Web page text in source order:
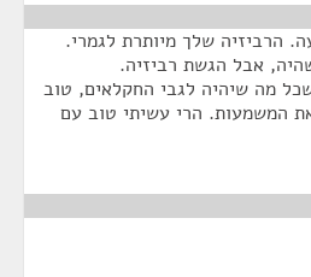
הרביזיה שלך מיותרת לגמרי.
אבל הגשת רביזיה.
מה שיהיה לגבי החקלאים, טוב
המשמעות. הרי עשיתי טוב עם